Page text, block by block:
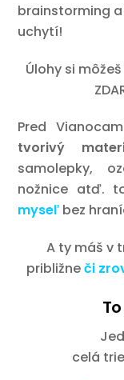
brainstorming
uchytí!
Úlohy si
Pred
tvorivý
samolepky,
nožnice atď.
myseľ bez
A ty máš v
približneči
celá